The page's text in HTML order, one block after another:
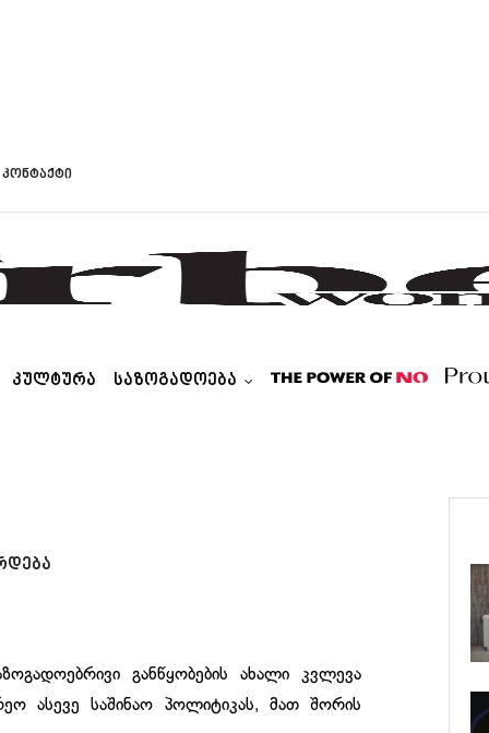
კონტაქტი
ᲙᲣᲚᲢᲣᲠᲐ ᲡᲐᲖᲝᲒᲐᲓᲝᲔᲑᲐ
განწყობების ახალი კვლევა
ასევე საშინაო პოლიტიკას, მათ შორის